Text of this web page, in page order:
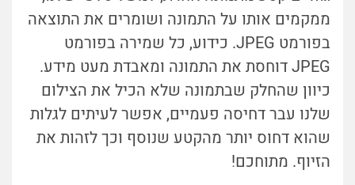
ממקמים אותו על התמונה ושומרים את התוצאה
בפורמט JPEG. כידוע, כל שמירה בפורמט
JPEG דוחסת את התמונה ומאבדת מעט מידע.
כיוון שהחלק שבתמונה שלא הכיל את הצילום
שלנו עבר דחיסה פעמיים, אפשר לעיתים לגלות
שהוא דחוס יותר מהקטע שנוסף וכך לזהות את
הזיוף. מתוחכם!